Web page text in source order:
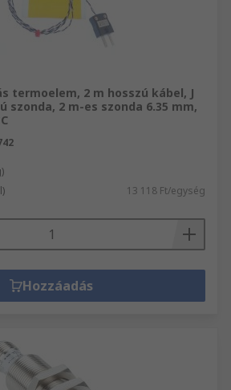
termoelem, 2 m hosszú kábel, J
szonda, 2 m-es szonda 6.35 mm,
13 118 Ft/egység
Hozzáadás